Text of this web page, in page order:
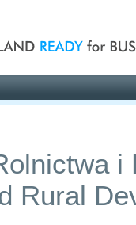
Rural